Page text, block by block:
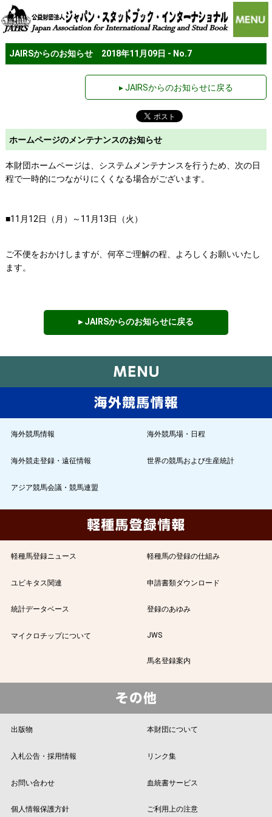
JAIRSからのお知らせ 2018年11月09日 - No.7
▸ JAIRSからのお知らせに戻る
ホームページのメンテナンスのお知らせ
本財団ホームページは、システムメンテナンスを行うため、次の日
程で一時的につながりにくくなる場合がございます。
■11月12日（月）～11月13日（火）
ご不便をおかけしますが、何卒ご理解の程、よろしくお願いいたし
ます。
▸ JAIRSからのお知らせに戻る
海外競馬情報 海外競馬場・日程
海外競走登録・遠征情報 世界の競馬および生産統計
アジア競馬会議・競馬連盟
軽種馬登録ニュース 軽種馬の登録の仕組み
ユビキタス関連 申請書類ダウンロード
統計データベース 登録のあゆみ
マイクロチップについて JWS
馬名登録案内
出版物 本財団について
入札公告・採用情報 リンク集
お問い合わせ 血統書サービス
個人情報保護方針 ご利用上の注意